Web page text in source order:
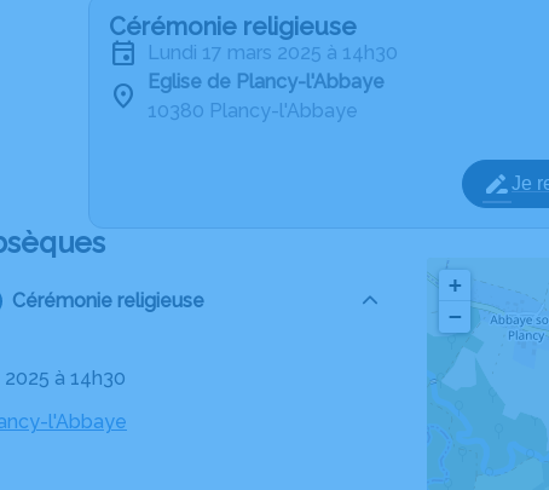
Cérémonie religieuse
lundi 17 mars 2025 à 14h30
Eglise de Plancy-l'Abbaye
10380 Plancy-l'Abbaye
Je
Cérémonie religieuse
2025 à 14h30
l'Abbaye
+
−